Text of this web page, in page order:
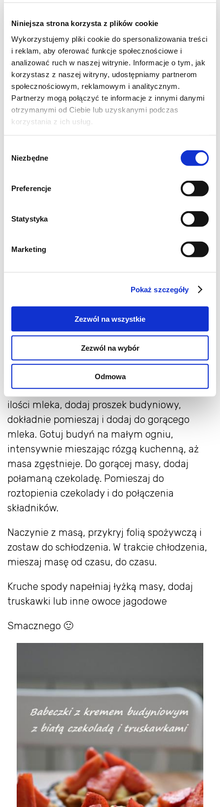
Niniejsza strona korzysta z plików cookie
Wykorzystujemy pliki cookie do spersonalizowania treści
i reklam, aby oferować funkcje społecznościowe i
analizować ruch w naszej witrynie. Informacje o tym, jak
korzystasz z naszej witryny, udostępniamy partnerom
społecznościowym, reklamowym i analitycznym.
Partnerzy mogą połączyć te informacje z innymi danymi
otrzymanymi od Ciebie lub uzyskanymi podczas
korzystania z ich usług.
zgody
Niezbędne
Preferencje
Statystyka
Marketing
Pokaż szczegóły
Zezwól na wszystkie
Zezwól na wybór
Odmowa
elastyczną masę. Jeżeli masa będzie się
bardzo kleić, dodaj jeszcze trochę mąki.
Gotowe ciasto, daj do lodówki na 30 minut.
Po tym czasie, odrywaj małe porcje ciasta i
po kolei wyklejaj dno i boki foremek na
tatraletki. Warstwa ciasta, nie powinna być
zbyt gruba. Widelcem nakłuj dół tartaletek w
foremek, ponieważ w składzie jest
przykleja.
Tartaletki piecz około 25 minut, aż ciasto
mocno się przyrumieni. Gotowe babeczki,
1 budyń waniliowy niesłodzony ( 40 g ) +
1 łyżka proszku budyniowego
60 g białej czekolady
dodatkowo truskawki
Odlej 3/4 szklanki mleka, resztę mleka
podgrzewaj na małym ogniu. Do mniejszej
ilości mleka, dodaj proszek budyniowy,
dokładnie pomieszaj i dodaj do gorącego
mleka. Gotuj budyń na małym ogniu,
intensywnie mieszając rózgą kuchenną, aż
masa zgęstnieje. Do gorącej masy, dodaj
połamaną czekoladę. Pomieszaj do
roztopienia czekolady i do połączenia
składników.
Naczynie z masą, przykryj folią spożywczą i
zostaw do schłodzenia. W trakcie chłodzenia,
mieszaj masę od czasu, do czasu.
Kruche spody napełniaj łyżką masy, dodaj
truskawki lub inne owoce jagodowe
Smacznego 🙂